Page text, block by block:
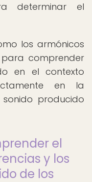
determinar el
los armónicos
para comprender
en el contexto
en la
producido
el
y los
de los